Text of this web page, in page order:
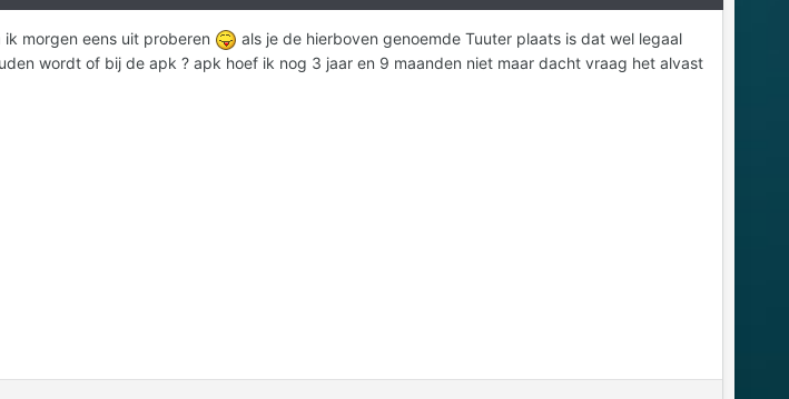
morgen eens uit proberen
als je de hierboven genoemde Tuuter plaats is dat wel legaal
wordt of bij de apk ? apk hoef ik nog 3 jaar en 9 maanden niet maar dacht vraag het alvast